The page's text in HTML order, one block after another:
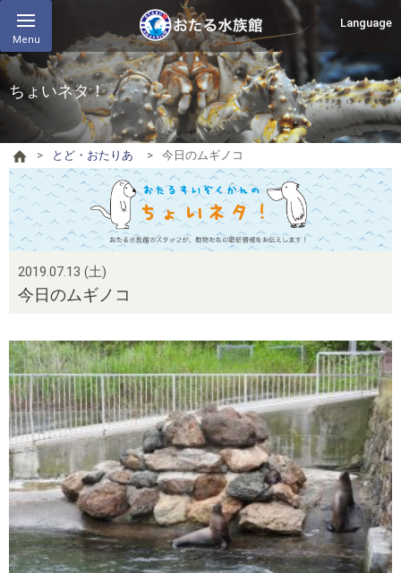
Menu
Language
ちょいネタ！
とど・おたりあ 今日のムギノコ
2019.07.13 (土)
今日のムギノコ